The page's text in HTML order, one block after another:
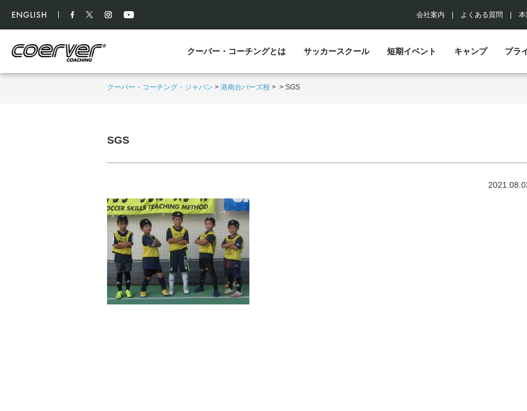
会社案内 よくある質問
クーバー・コーチングとは サッカースクール 短期イベント キャンプ プラ
クーバー・コーチング・ジャパン > 港南台バーズ校 > > SGS
SGS